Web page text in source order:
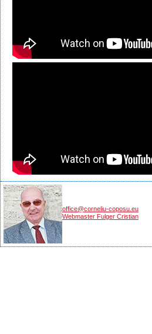
office@corneliu-coposu.eu
Webmaster Fulger Cristian